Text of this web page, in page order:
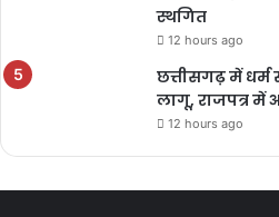
स्थगित
12 hours ago
छत्तीसगढ़ में धर्म
लागू, राजपत्र में
12 hours ago